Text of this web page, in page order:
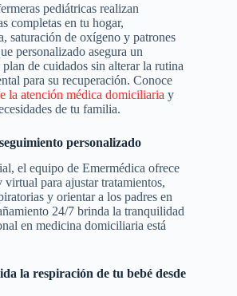
pediátricas realizan
completas en tu hogar,
saturación de oxígeno y patrones
personalizado asegura un
de cuidados sin alterar la rutina
para su recuperación. Conoce
la atención médica domiciliaria y
de tu familia.
personalizado
el equipo de Emermédica ofrece
para ajustar tratamientos,
y orientar a los padres en
24/7 brinda la tranquilidad
en medicina domiciliaria está
la respiración de tu bebé desde